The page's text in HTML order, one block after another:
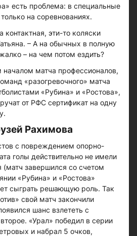
есть проблема: в специальные
на соревнованиях.
эти-то коляски
– А на обычных в полную
– на чем потом ездить?
матча профессионалов,
«разогревочного» матча
«Рубина» и «Ростова»,
от РФС сертификат на одну
Рахимова
с повреждением опорно-
голы действительно не имели
завершился со счетом
«Рубина» и «Ростова»
сыграть решающую роль. Так
свой матч закончили
шанс взлететь с
«Урал» победил в серии
и набрал 5 очков,